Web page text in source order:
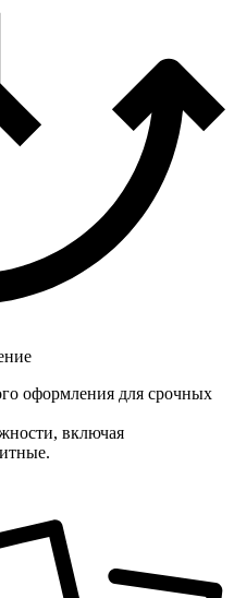
оформления для срочных
включая